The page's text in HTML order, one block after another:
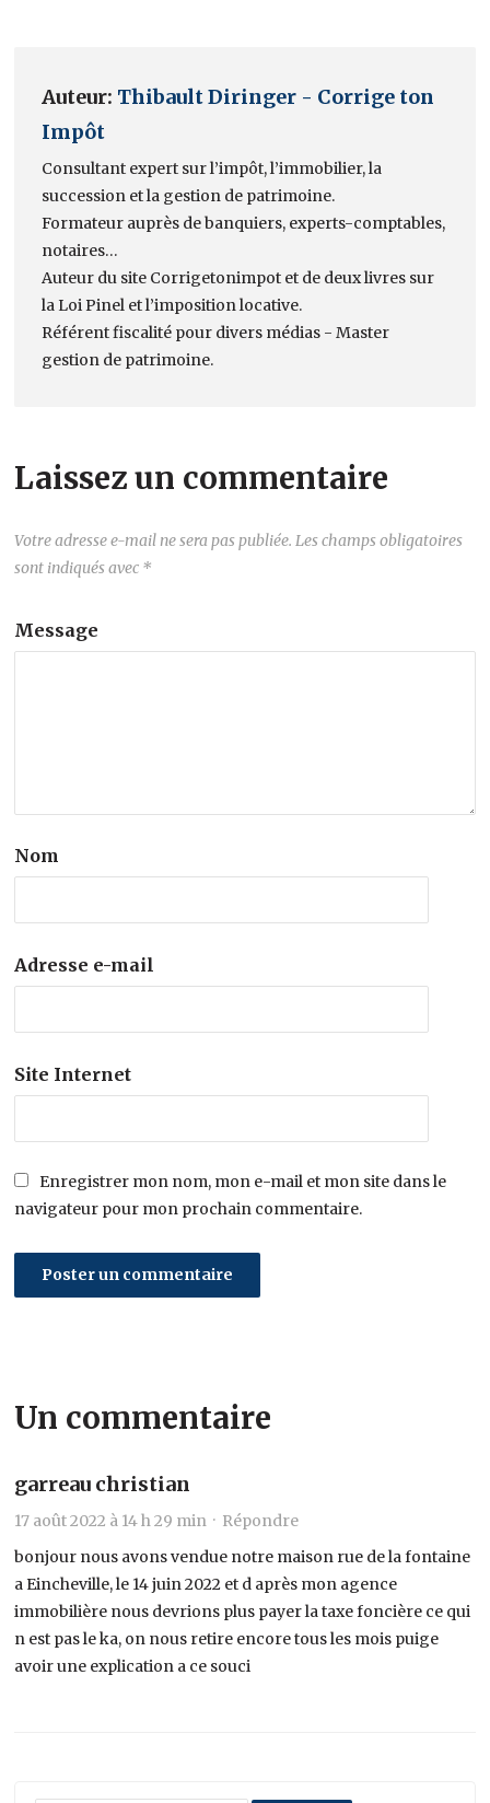
Auteur: Thibault Diringer - Corrige ton
Impôt
Consultant expert sur l’impôt, l’immobilier, la
succession et la gestion de patrimoine.
Formateur auprès de banquiers, experts-comptables,
notaires…
Auteur du site Corrigetonimpot et de deux livres sur
la Loi Pinel et l’imposition locative.
Référent fiscalité pour divers médias - Master
gestion de patrimoine.
Laissez un commentaire
Votre adresse e-mail ne sera pas publiée. Les champs obligatoires
sont indiqués avec *
Message
Nom
Adresse e-mail
Site Internet
Enregistrer mon nom, mon e-mail et mon site dans le
navigateur pour mon prochain commentaire.
Un commentaire
garreau christian
17 août 2022 à 14 h 29 min · Répondre
bonjour nous avons vendue notre maison rue de la fontaine
a Eincheville, le 14 juin 2022 et d après mon agence
immobilière nous devrions plus payer la taxe foncière ce qui
n est pas le ka, on nous retire encore tous les mois puige
avoir une explication a ce souci